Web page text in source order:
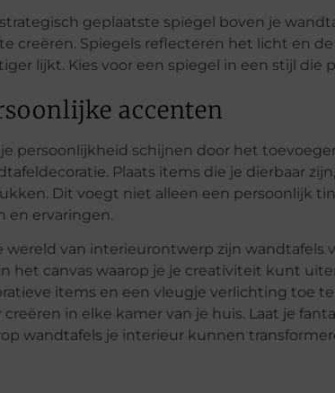
geplaatste spiegel boven je
creëren. Spiegels reflecteren het licht en
lijkt. Kies voor een spiegel in een stijl die
accenten
je persoonlijkheid schijnen door het
Plaats items die je dierbaar
Dit voegt niet alleen een persoonlijk
en ervaringen.
wereld van interieurontwerp zijn
het canvas waarop je je creativiteit kunt
items en een vleugje verlichting toe
creëren in elke kamer van je huis. Laat je
wandtafels je interieur kunnen